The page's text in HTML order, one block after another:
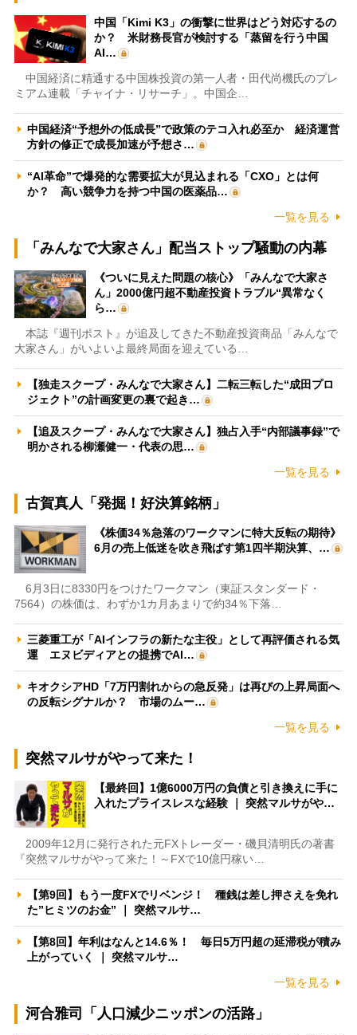
中国「Kimi K3」の衝撃に世界はどう対応するの
か？ 米財務長官が検討する「蒸留を行う中国
AI…
中国経済に精通する中国株投資の第一人者・田代尚機氏のプレ
ミアム連載「チャイナ・リサーチ」。中国企…
中国経済“予想外の低成長”で政策のテコ入れ必至か 経済運営
方針の修正で成長加速が予想さ…
“AI革命”で爆発的な需要拡大が見込まれる「CXO」とは何
か？ 高い競争力を持つ中国の医薬品…
一覧を見る
「みんなで大家さん」配当ストップ騒動の内幕
《ついに見えた問題の核心》「みんなで大家さ
ん」2000億円超不動産投資トラブル“異常なく
ら…
本誌『週刊ポスト』が追及してきた不動産投資商品「みんなで
大家さん」がいよいよ最終局面を迎えている…
【独走スクープ・みんなで大家さん】二転三転した“成田プロ
ジェクト”の計画変更の裏で起き…
【追及スクープ・みんなで大家さん】独占入手“内部議事録”で
明かされる柳瀬健一・代表の思…
一覧を見る
古賀真人「発掘！好決算銘柄」
《株価34％急落のワークマンに特大反転の期待》
6月の売上低迷を吹き飛ばす第1四半期決算、…
6月3日に8330円をつけたワークマン（東証スタンダード・
7564）の株価は、わずか1カ月あまりで約34％下落…
三菱重工が「AIインフラの新たな主役」として再評価される気
運 エヌビディアとの提携でAI…
キオクシアHD「7万円割れからの急反発」は再びの上昇局面へ
の反転シグナルか？ 市場のムー…
一覧を見る
突然マルサがやって来た！
【最終回】1億6000万円の負債と引き換えに手に
入れたプライスレスな経験 ｜ 突然マルサがや…
2009年12月に発行された元FXトレーダー・磯貝清明氏の著書
『突然マルサがやって来た！～FXで10億円稼い…
【第9回】もう一度FXでリベンジ！ 種銭は差し押さえを免れ
た”ヒミツのお金” ｜ 突然マルサ…
【第8回】年利はなんと14.6％！ 毎日5万円超の延滞税が積み
上がっていく ｜ 突然マルサ…
一覧を見る
河合雅司「人口減少ニッポンの活路」